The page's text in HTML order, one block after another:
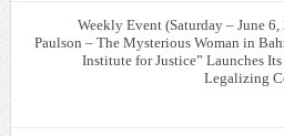
Weekly Event (Saturday – June
Paulson – The Mysterious Woman in
Institute for Justice” Launches
Legalizing